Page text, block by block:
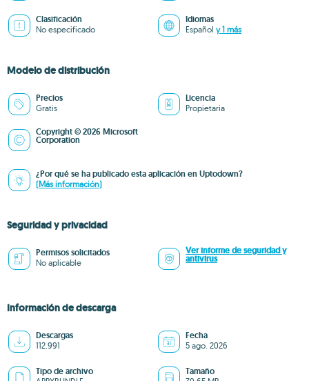
Clasificación
No especificado
Idiomas
Español y 1 más
Modelo de distribución
Precios
Gratis
Licencia
Propietaria
Copyright © 2026 Microsoft
Corporation
¿Por qué se ha publicado esta aplicación en Uptodown?
(Más información)
Seguridad y privacidad
Permisos solicitados
No aplicable
Ver informe de seguridad y
antivirus
Información de descarga
Descargas
112.991
Fecha
5 ago. 2026
Tipo de archivo Tamaño